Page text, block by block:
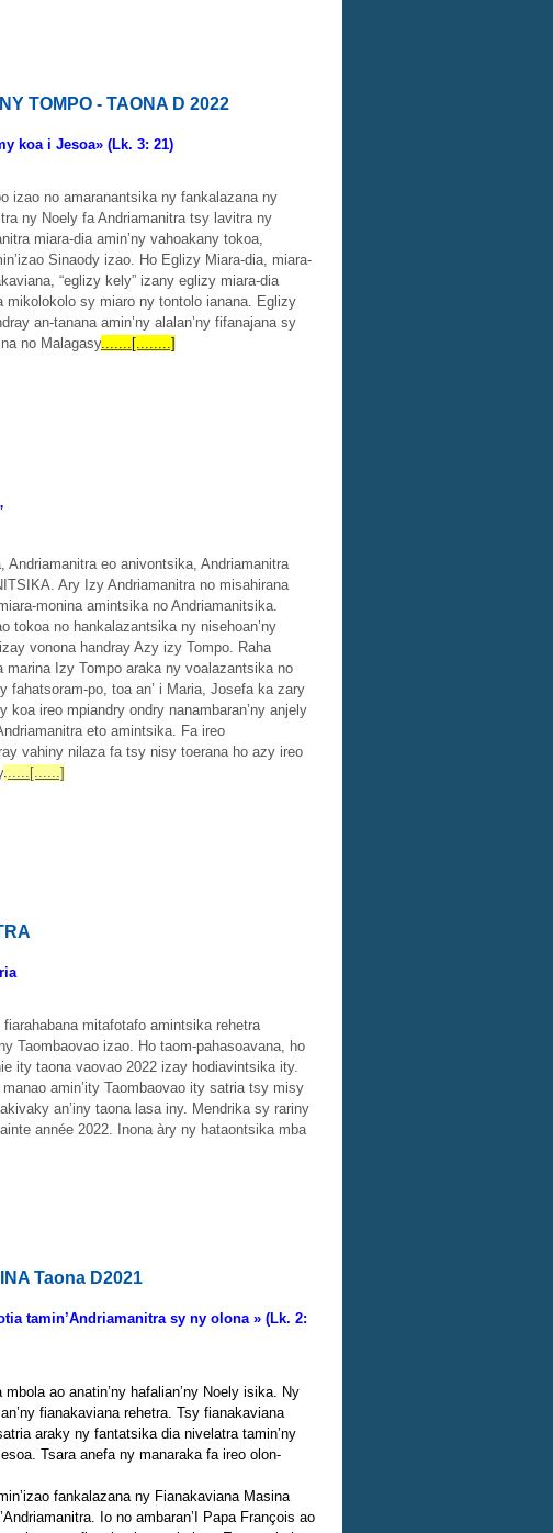
TOMPO - TAONA D 2022
koa i Jesoa» (Lk. 3: 21)
izao no amaranantsika ny fankalazana ny
ny Noely fa Andriamanitra tsy lavitra ny
miara-dia amin’ny vahoakany tokoa,
Sinaody izao. Ho Eglizy Miara-dia, miara-
“eglizy kely” izany eglizy miara-dia
mikolokolo sy miaro ny tontolo ianana. Eglizy
an-tanana amin’ny alalan’ny fifanajana sy
no Malagasy.......[........]
Andriamanitra eo anivontsika, Andriamanitra
Ary Izy Andriamanitra no misahirana
monina amintsika no Andriamanitsika.
tokoa no hankalazantsika ny nisehoan’ny
vonona handray Azy izy Tompo. Raha
Izy Tompo araka ny voalazantsika no
fahatsoram-po, toa an’ i Maria, Josefa ka zary
ireo mpiandry ondry nanambaran’ny anjely
eto amintsika. Fa ireo
vahiny nilaza fa tsy nisy toerana ho azy ireo
......[......]
mitafotafo amintsika rehetra
Taombaovao izao. Ho taom-pahasoavana, ho
ity taona vaovao 2022 izay hodiavintsika ity.
amin’ity Taombaovao ity satria tsy misy
an’iny taona lasa iny. Mendrika sy rariny
année 2022. Inona àry ny hataontsika mba
Taona D2021
tamin’Andriamanitra sy ny olona » (Lk. 2:
ao anatin’ny hafalian’ny Noely isika. Ny
fianakaviana rehetra. Tsy fianakaviana
araky ny fantatsika dia nivelatra tamin’ny
Tsara anefa ny manaraka fa ireo olon-
fankalazana ny Fianakaviana Masina
Io no ambaran’I Papa François ao